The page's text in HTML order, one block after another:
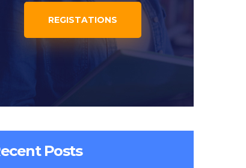
REGISTATIONS
Posts